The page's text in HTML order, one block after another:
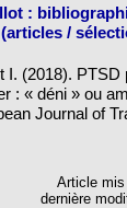
:
(articles /
I. (2018).
: « déni » ou
Journal of
Article
dernière